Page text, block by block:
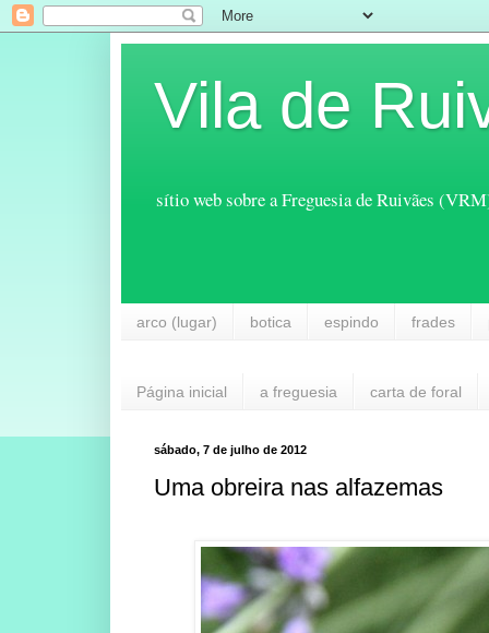
Vila de
sítio web sobre a Freguesia de Ruivães
arco (lugar) botica espindo frades
Página inicial a freguesia carta de foral
sábado, 7 de julho de 2012
Uma obreira nas alfazemas